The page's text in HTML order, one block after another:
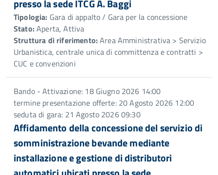
presso la sede ITCG A. Baggi
Tipologia: Gara di appalto / Gara per la concessione
Stato:Aperta, Attiva
Struttura di riferimento:Area Amministrativa > Servizio
Urbanistica, centrale unica di committenza e contratti >
CUC e convenzioni
Bando - Attivazione: 18 Giugno 2026 14:00
termine presentazione offerte: 20 Agosto 2026 12:00
seduta di gara: 21 Agosto 2026 09:30
Affidamento della concessione del servizio di
somministrazione bevande mediante
installazione e gestione di distributori